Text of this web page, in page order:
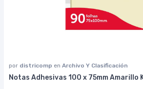
por districomp en Archivo Y Clasificación
Notas Adhesivas 100 x 75mm Amarillo